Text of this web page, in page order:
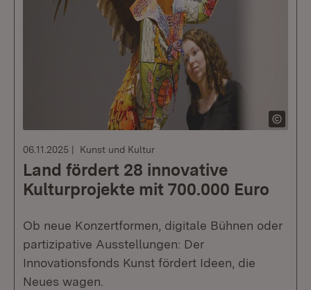
06.11.2025 Kunst und Kultur
Land fördert 28 innovative
Kulturprojekte mit 700.000 Euro
Ob neue Konzertformen, digitale Bühnen oder
partizipative Ausstellungen: Der
Innovationsfonds Kunst fördert Ideen, die
Neues wagen.